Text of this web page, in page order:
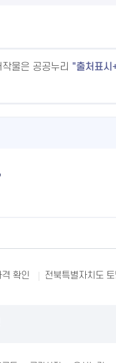
물은 공공누리 출처표시
확인 전북특별자치도